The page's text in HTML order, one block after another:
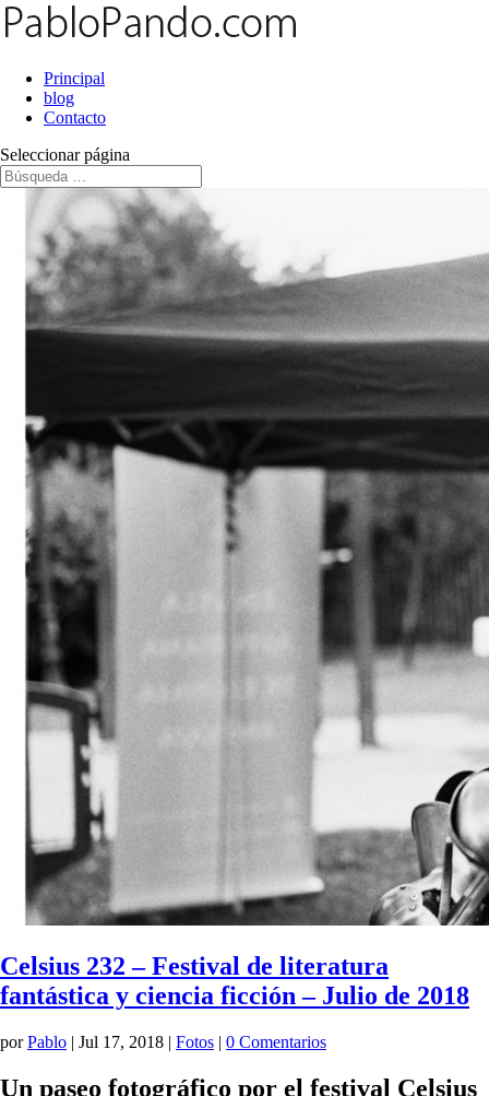
Principal
blog
Contacto
Seleccionar página
Celsius 232 – Festival de literatura
fantástica y ciencia ficción – Julio de 2018
porPablo | Jul 17, 2018 | Fotos | 0 Comentarios
Un paseo fotográfico por el festival Celsius